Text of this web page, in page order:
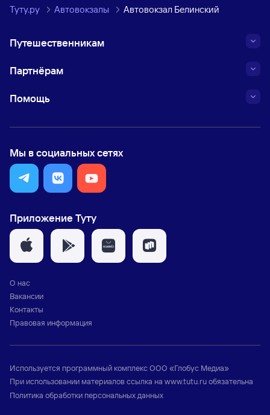
Туту.ру Автовокзалы Автовокзал Белинский
Путешественникам
Партнёрам
Помощь
Мы в социальных сетях
Приложение Туту
О нас
Вакансии
Контакты
Правовая информация
Используется программный комплексООО «Глобус Медиа»
При использовании материалов ссылка на www.tutu.ruобязательна
Политика обработки персональных данных